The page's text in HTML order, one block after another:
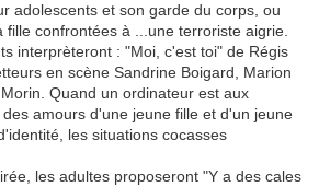
adolescents et son garde du corps, ou
confrontées à ...une terroriste aigrie.
interprèteront : "Moi, c'est toi" de Régis
en scène Sandrine Boigard, Marion
Quand un ordinateur est aux
amours d'une jeune fille et d'un jeune
les situations cocasses
les adultes proposeront "Y a des cales